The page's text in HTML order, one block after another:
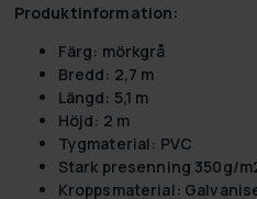
Produktinformation:
Färg: mörkgrå
Bredd: 2,7 m
Längd: 5,1 m
Höjd: 2 m
Tygmaterial: PVC
Stark presenning 350g/
Kroppsmaterial: